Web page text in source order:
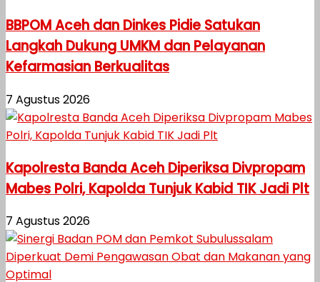
BBPOM Aceh dan Dinkes Pidie Satukan
Langkah Dukung UMKM dan Pelayanan
Kefarmasian Berkualitas
7 Agustus 2026
Kapolresta Banda Aceh Diperiksa Divpropam
Mabes Polri, Kapolda Tunjuk Kabid TIK Jadi Plt
7 Agustus 2026